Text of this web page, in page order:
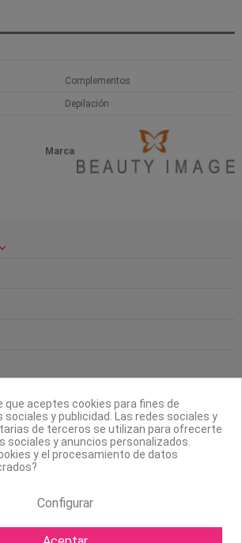
Complementos
Depilación
Marca
que aceptes cookies para fines de
sociales y publicidad. Las redes sociales y
de terceros se utilizan para ofrecerte
sociales y anuncios personalizados.
y el procesamiento de datos
Configurar